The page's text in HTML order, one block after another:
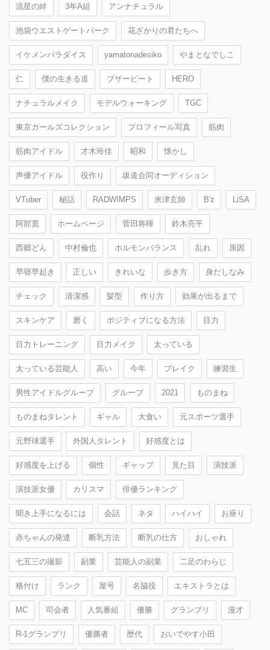
流星の絆 3年A組 アンナチュラル
池袋ウエストゲートパーク 花ざかりの君たちへ
イケメンパラダイス yamatonadesiko やまとなでしこ
仁 僕の生きる道 ブザービート HERO
ナチュラルメイク モデルウォーキング TGC
東京ガールズコレクション プロフィール写真 筋肉
筋肉アイドル 才木玲佳 昭和 懐かし
声優アイドル 役作り 坂道合同オーディション
VTuber 秘話 RADWIMPS 米津玄師 B'z LiSA
阿部寛 ホームページ 菅田将暉 鈴木亮平
西郷どん 中村倫也 ホルモンバランス 乱れ 原因
早寝早起き 正しい きれいな 歩き方 身だしなみ
チェック 清潔感 髪型 作り方 効果が出るまで
スキンケア 磨く ポジティブになる方法 目力
目力トレーニング 目力メイク 太っている
太っている芸能人 高い 今年 ブレイク 練習生
男性アイドルグループ グループ 2021 ものまね
ものまねタレント ギャル 大食い 元スポーツ選手
元野球選手 外国人タレント 好感度とは
好感度を上げる 個性 ギャップ 見た目 演技派
演技派女優 カリスマ 俳優ランキング
聞き上手になるには 会話 ネタ ハイハイ お座り
赤ちゃんの発達 断乳方法 断乳の仕方 おしゃれ
七五三の撮影 副業 芸能人の副業 二足のわらじ
格付け ランク 屋号 名脇役 エキストラとは
MC 司会者 人気番組 優勝 グランプリ 漫才
R-1グランプリ 優勝者 歴代 おいでやす小田